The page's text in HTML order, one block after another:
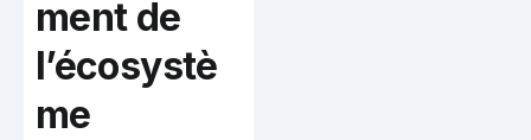
ment de
l’écosystè
me